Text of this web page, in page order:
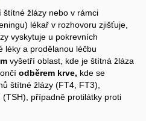
žlázy nebo v rámci
lékař v rozhovoru zjišťuje,
vyskytuje u pokrevních
léky a prodělanou léčbu
vyšetří oblast, kde je štítná žláza
odběrem krve, kde se
štítné žlázy (FT4, FT3),
případně protilátky proti